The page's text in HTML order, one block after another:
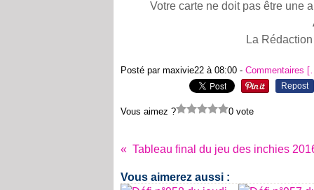
Votre carte ne doit pas être une
La
Posté par maxivie22 à 08:00 - Commentaires [
Repost
Vous aimez ? 0 vote
Tableau final du jeu des inchies
Vous aimerez aussi :